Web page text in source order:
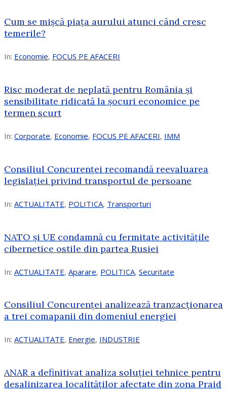
Cum se mișcă piața aurului atunci când cresc
temerile?
In: Economie, FOCUS PE AFACERI
Risc moderat de neplată pentru România și
sensibilitate ridicată la șocuri economice pe
termen scurt
In: Corporate, Economie, FOCUS PE AFACERI, IMM
Consiliul Concurenței recomandă reevaluarea
legislației privind transportul de persoane
In: ACTUALITATE, POLITICA, Transporturi
NATO și UE condamnă cu fermitate activitățile
cibernetice ostile din partea Rusiei
In: ACTUALITATE, Aparare, POLITICA, Securitate
Consiliul Concurenţei analizează tranzacționarea
a trei comapanii din domeniul energiei
In: ACTUALITATE, Energie, INDUSTRIE
ANAR a definitivat analiza soluției tehnice pentru
desalinizarea localităților afectate din zona Praid